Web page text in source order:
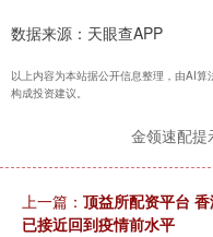
数据来源：天眼查APP
以上内容为本站据公开信息整理，由AI
构成投资建议。
金领速配提
上一篇： 顶益所配资平台
已接近回到疫情前水平